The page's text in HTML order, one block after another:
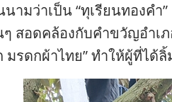
ามว่าเป็น “ทุเรียนทองคำ
สอดคล้องกับคำขวัญอำเภ
มรดกผ้าไทย” ทำให้ผู้ที่ได้